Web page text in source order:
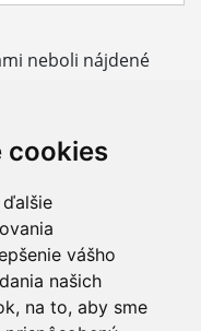
cookies
vášho
našich
na to, aby sme
neboli nájdené